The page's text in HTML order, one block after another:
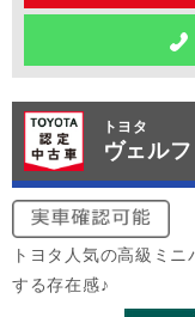
トヨタ
ヴェル
トヨタ人気の高級ミ
する存在感♪